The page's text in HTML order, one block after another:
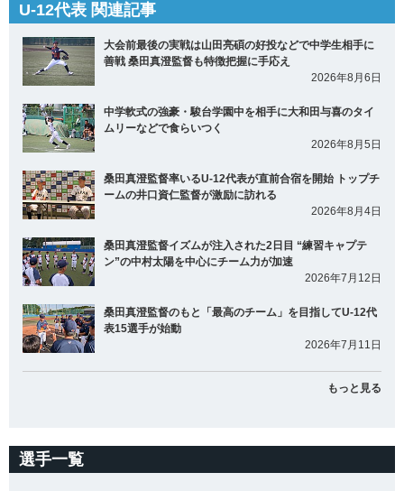
U-12代表 関連記事
大会前最後の実戦は山田亮碩の好投などで中学生相手に
善戦 桑田真澄監督も特徴把握に手応え
2026年8月6日
中学軟式の強豪・駿台学園中を相手に大和田与喜のタイ
ムリーなどで食らいつく
2026年8月5日
桑田真澄監督率いるU-12代表が直前合宿を開始 トップチ
ームの井口資仁監督が激励に訪れる
2026年8月4日
桑田真澄監督イズムが注入された2日目 “練習キャプテ
ン”の中村太陽を中心にチーム力が加速
2026年7月12日
桑田真澄監督のもと「最高のチーム」を目指してU-12代
表15選手が始動
2026年7月11日
もっと見る
選手一覧